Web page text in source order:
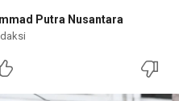
Putra Nusantara